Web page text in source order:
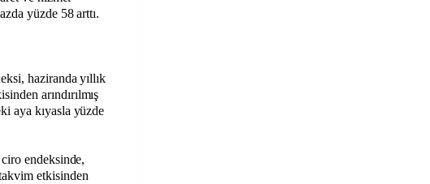
yüzde 58 arttı.
haziranda yıllık
arındırılmış
aya kıyasla yüzde
endeksinde,
etkisinden